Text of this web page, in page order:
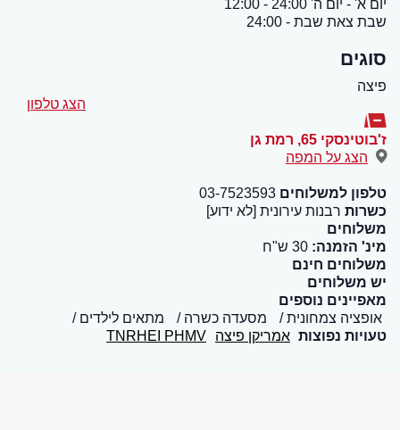
יום א' - יום ה' 24:00 - 12:00
שבת צאת שבת - 24:00
סוגים
פיצה
הצג טלפון
ז'בוטינסקי 65 , רמת גן
הצג על המפה
טלפון למשלוחים 03-7523593
כשרות רבנות עירונית [לא ידוע]
משלוחים
מינ' הזמנה: 30 ש"ח
משלוחים חינם
יש משלוחים
מאפיינים נוספים
אופציה צמחונית
מסעדה כשרה
מתאים לילדים
טעויות נפוצות אמריקן פיצה TNRHEI PHMV